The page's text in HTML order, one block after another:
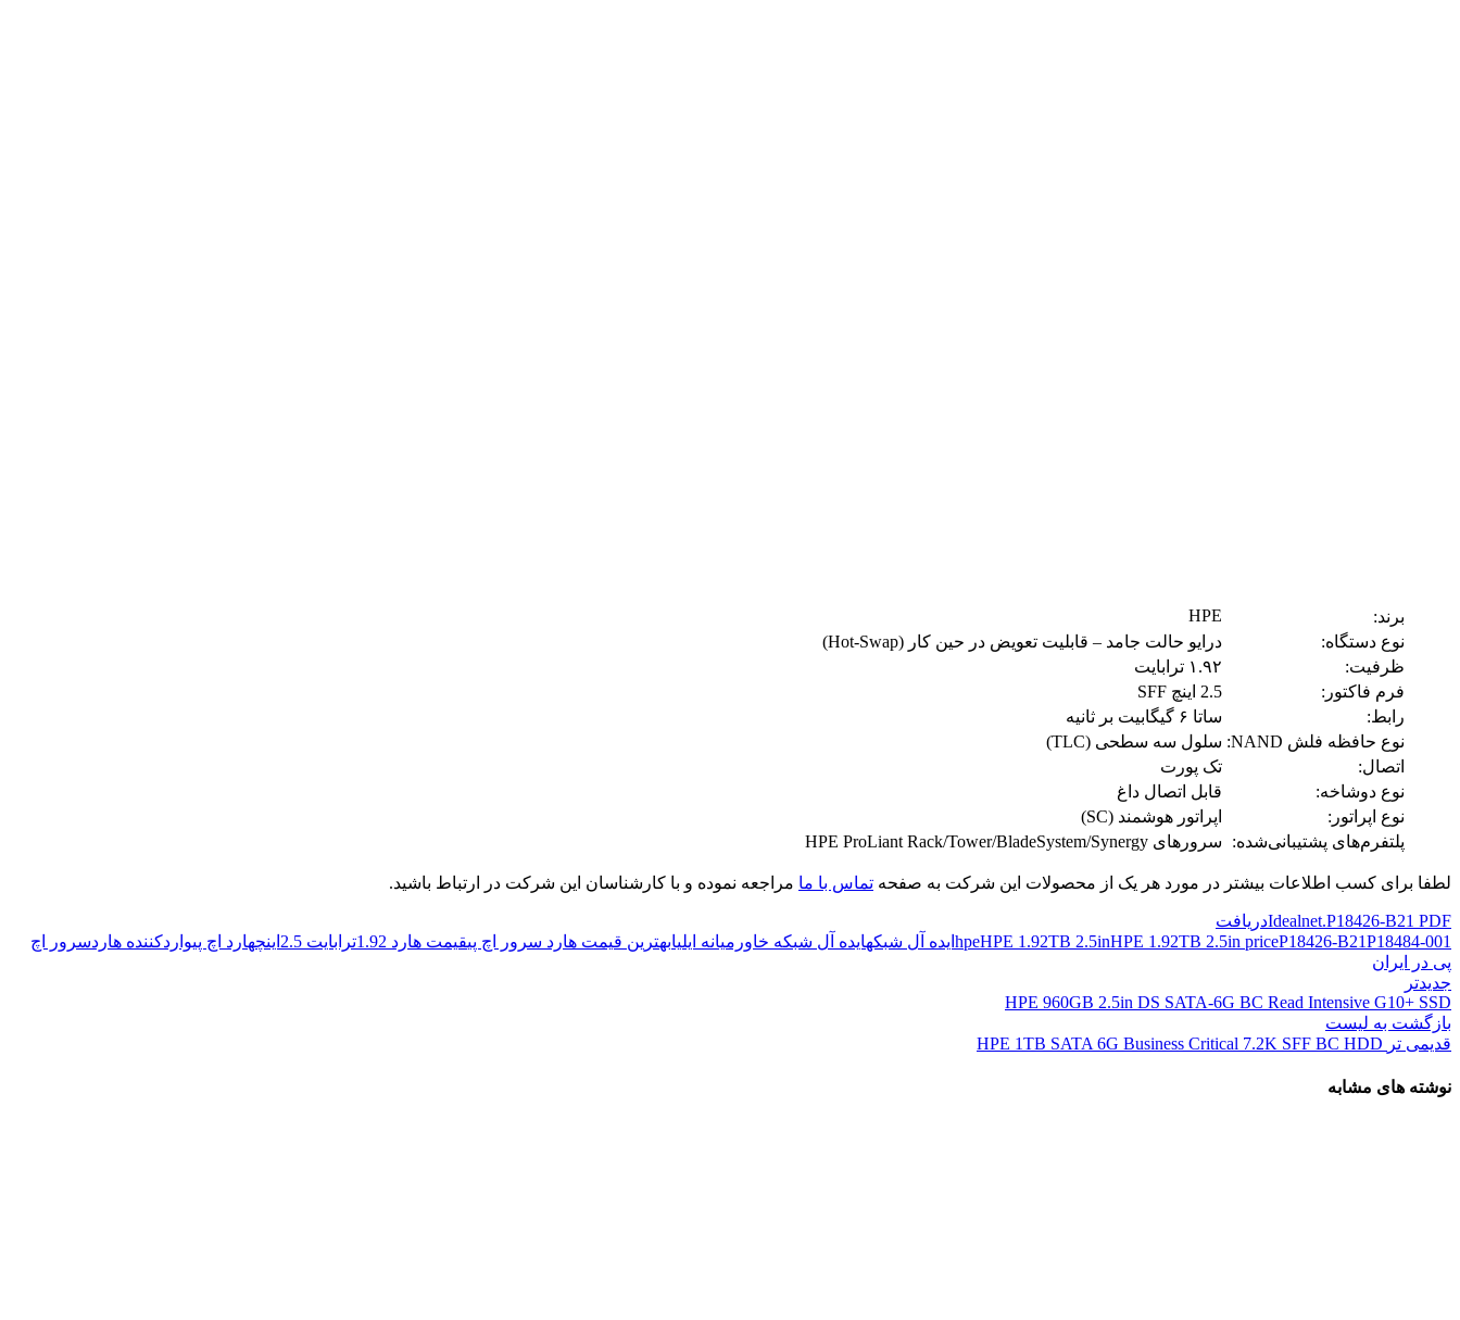
برند:
HPE
نوع دستگاه:
درایو حالت جامد – قابلیت تعویض در حین کار (Hot-Swap)
ظرفیت:
۱.۹۲ ترابایت
فرم فاکتور:
2.5 اینچ SFF
رابط:
ساتا ۶ گیگابیت بر ثانیه
نوع حافظه فلش NAND:
سلول سه سطحی (TLC)
اتصال:
تک پورت
نوع دوشاخه:
قابل اتصال داغ
نوع اپراتور:
اپراتور هوشمند (SC)
پلتفرم‌های پشتیبانی‌شده:
سرورهای HPE ProLiant Rack/Tower/BladeSystem/Synergy
لطفا برای کسب اطلاعات بیشتر در مورد هر یک از محصولات این شرکت به صفحه تماس با ما مراجعه نموده و با کارشناسان این شرکت در ارتباط باشید.
Idealnet.P18426-B21 PDFدریافت
hpeHPE 1.92TB 2.5inHPE 1.92TB 2.5in priceP18426-B21P18484-001 ایده آل شبکهایده آل شبکه خاورمیانه ایلیابهترین قیمت هارد سرور اچ پیقیمت هارد 1.92ترابایت 2.5اینچ هارد اچ پیواردکننده هاردسرور اچ
پی در ایران
جدیدتر
HPE 960GB 2.5in DS SATA-6G BC Read Intensive G10+ SSD
بازگشت به لیست
قدیمی تر HPE 1TB SATA 6G Business Critical 7.2K SFF BC HDD
نوشته های مشابه